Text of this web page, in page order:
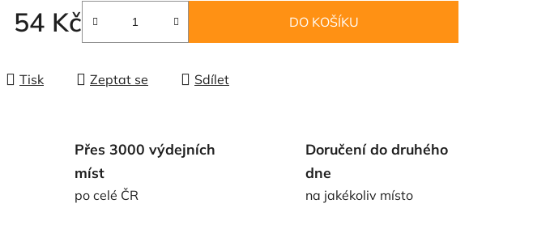
hvězdiček.
54 Kč
Měrná cena:
DO KOŠÍKU
Tisk Zeptat se Sdílet
Přes 3000 výdejních
míst
po celé ČR
Doručení do druhého
dne
na jakékoliv místo